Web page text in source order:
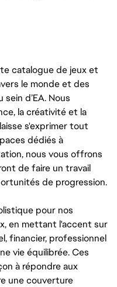
catalogue de jeux et
le monde et des
d’EA. Nous
la créativité et la
s'exprimer tout
dédiés à
nous vous offrons
de faire un travail
de progression.
pour nos
en mettant l'accent sur
financier, professionnel
vie équilibrée. Ces
à répondre aux
une couverture